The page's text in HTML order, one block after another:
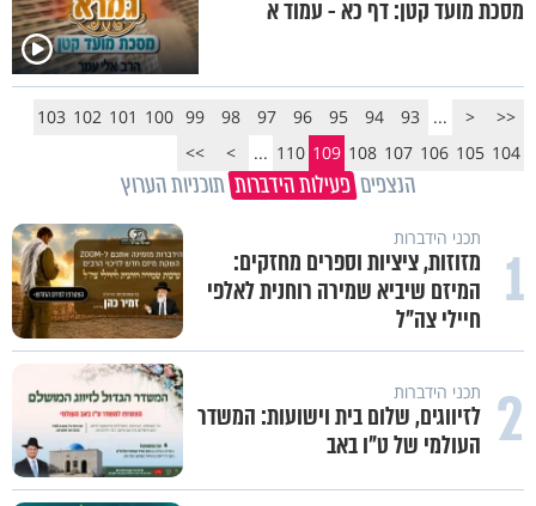
מסכת מועד קטן: דף כא - עמוד א
<<
<
...
93
94
95
96
97
98
99
100
101
102
103
104
105
106
107
108
109
110
...
>
>>
הנצפים פעילות הידברות תוכניות הערוץ
1 תכני הידברות
מזוזות, ציציות וספרים מחזקים:
המיזם שיביא שמירה רוחנית לאלפי
חיילי צה"ל
2 תכני הידברות
לזיווגים, שלום בית וישועות: המשדר
העולמי של ט"ו באב